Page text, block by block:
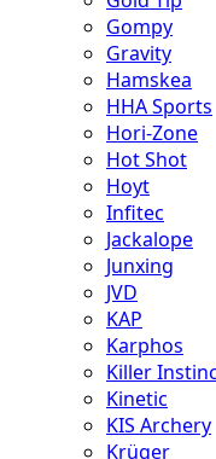
Gompy
Gravity
Hamskea
HHA Sports
Hori-Zone
Hot Shot
Hoyt
Infitec
Jackalope
Junxing
JVD
KAP
Karphos
Killer
Kinetic
KIS Archery
Krüger